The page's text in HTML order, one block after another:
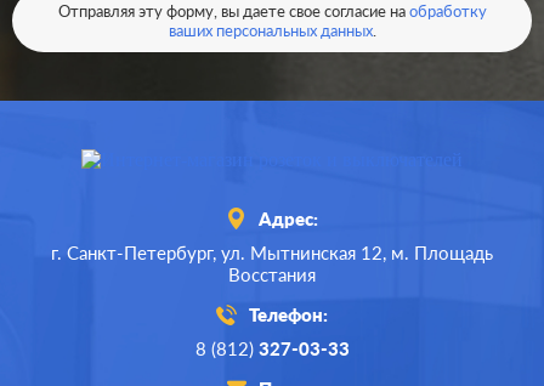
Отправляя эту форму, вы даете свое согласие наобработку
ваших персональных данных.
Адрес:
г. Санкт-Петербург, ул. Мытнинская 12, м. Площадь
Восстания
Телефон:
8 (812) 327-03-33